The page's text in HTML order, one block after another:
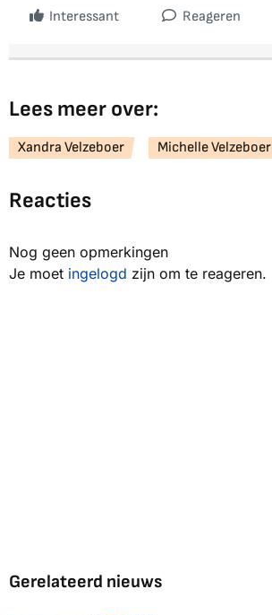
Interessant Reageren
Lees meer over:
Xandra Velzeboer Michelle Velzeboer
Reacties
Nog geen opmerkingen
Je moet ingelogd zijn om te reageren.
Gerelateerd nieuws